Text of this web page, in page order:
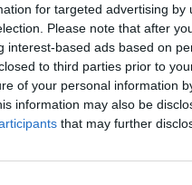
for targeted advertising
Please note that after
interest-based ads based on
to third parties prior to
of your personal information
information may also be
that may further
Θεοδώρα,